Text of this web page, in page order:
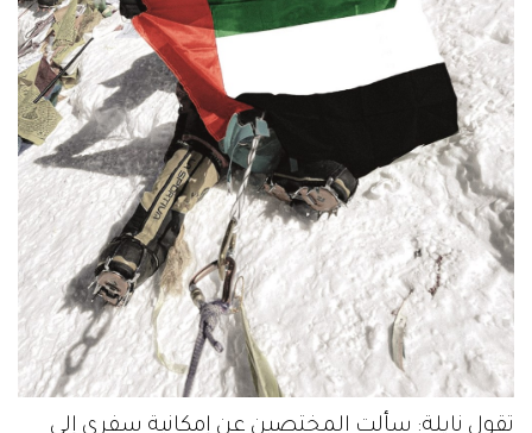
تقول نايلة: سألت المختصين عن إمكانية سفري إلى